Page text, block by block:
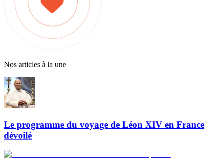
Nos articles à la une
Le programme du voyage de Léon XIV en France
dévoilé